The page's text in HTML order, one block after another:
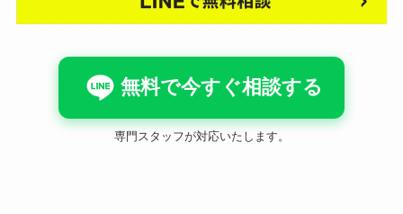
無料で今すぐ相談する
専門スタッフが対応いたします。